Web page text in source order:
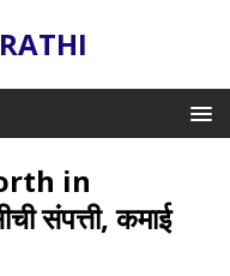
in
संपत्ती, कमाई